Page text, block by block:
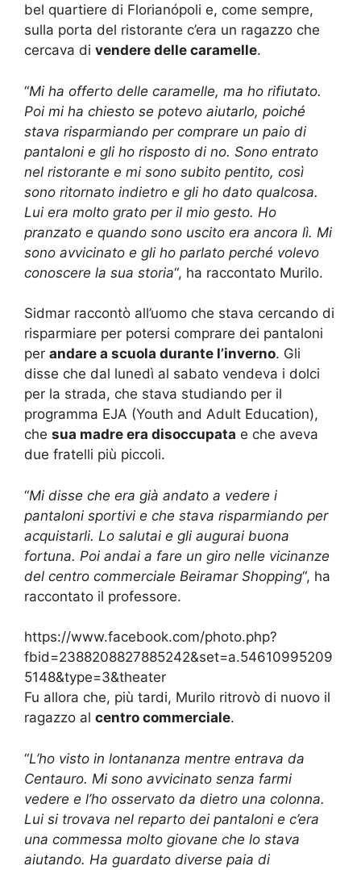
bel quartiere di Florianópoli e, come sempre,
sulla porta del ristorante c’era un ragazzo che
cercava di vendere delle caramelle.
“Mi ha offerto delle caramelle, ma ho rifiutato.
Poi mi ha chiesto se potevo aiutarlo, poiché
stava risparmiando per comprare un paio di
pantaloni e gli ho risposto di no. Sono entrato
nel ristorante e mi sono subito pentito, così
sono ritornato indietro e gli ho dato qualcosa.
Lui era molto grato per il mio gesto. Ho
pranzato e quando sono uscito era ancora lì. Mi
sono avvicinato e gli ho parlato perché volevo
conoscere la sua storia“, ha raccontato Murilo.
Sidmar raccontò all’uomo che stava cercando di
risparmiare per potersi comprare dei pantaloni
per andare a scuola durante l’inverno. Gli
disse che dal lunedì al sabato vendeva i dolci
per la strada, che stava studiando per il
programma EJA (Youth and Adult Education),
che sua madre era disoccupata e che aveva
due fratelli più piccoli.
“Mi disse che era già andato a vedere i
pantaloni sportivi e che stava risparmiando per
acquistarli. Lo salutai e gli augurai buona
fortuna. Poi andai a fare un giro nelle vicinanze
del centro commerciale Beiramar Shopping“, ha
raccontato il professore.
https://www.facebook.com/photo.php?
fbid=2388208827885242&set=a.54610995209
5148&type=3&theater
Fu allora che, più tardi, Murilo ritrovò di nuovo il
ragazzo al centro commerciale.
“L’ho visto in lontananza mentre entrava da
Centauro. Mi sono avvicinato senza farmi
vedere e l’ho osservato da dietro una colonna.
Lui si trovava nel reparto dei pantaloni e c’era
una commessa molto giovane che lo stava
aiutando. Ha guardato diverse paia di